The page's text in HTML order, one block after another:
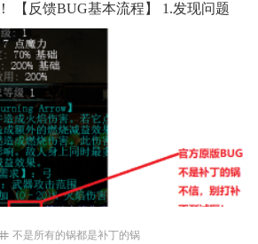
【反馈BUG基本流程】 1.发现问题
不是所有的锅都是补丁的锅